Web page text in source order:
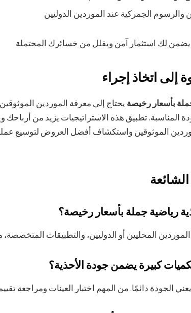
إلى اتخاذ إجراء
بأسعار رخيصة يحتاج إلى معرفة الموردين
المناسبة. تطبيق هذه الاستراتيجيات يزيد من أرباحك
الموثوقين واستكشاف أفضل العروض لتوسيع
رياضية جملة بأسعار رخيصة؟
كبيرة يضمن جودة الأحذية؟